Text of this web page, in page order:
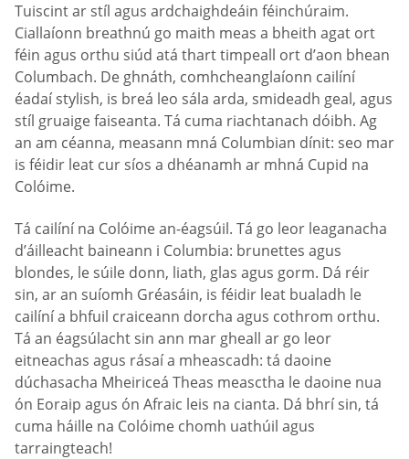
Tuiscint ar stíl agus ardchaighdeáin féinchúraim.
Ciallaíonn breathnú go maith meas a bheith agat ort
féin agus orthu siúd atá thart timpeall ort d’aon bhean
Columbach. De ghnáth, comhcheanglaíonn cailíní
éadaí stylish, is breá leo sála arda, smideadh geal, agus
stíl gruaige faiseanta. Tá cuma riachtanach dóibh. Ag
an am céanna, measann mná Columbian dínit: seo mar
is féidir leat cur síos a dhéanamh ar mhná Cupid na
Colóime.
Tá cailíní na Colóime an-éagsúil. Tá go leor leaganacha
d’áilleacht baineann i Columbia: brunettes agus
blondes, le súile donn, liath, glas agus gorm. Dá réir
sin, ar an suíomh Gréasáin, is féidir leat bualadh le
cailíní a bhfuil craiceann dorcha agus cothrom orthu.
Tá an éagsúlacht sin ann mar gheall ar go leor
eitneachas agus rásaí a mheascadh: tá daoine
dúchasacha Mheiriceá Theas measctha le daoine nua
ón Eoraip agus ón Afraic leis na cianta. Dá bhrí sin, tá
cuma háille na Colóime chomh uathúil agus
tarraingteach!